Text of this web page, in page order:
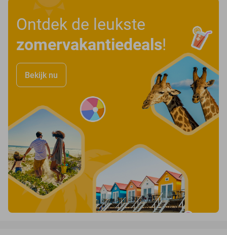
Ontdek de leukste
zomervakantiedeals!
Bekijk nu